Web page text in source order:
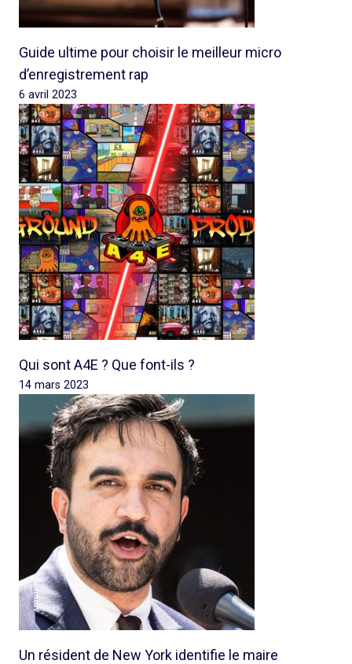
Guide ultime pour choisir le meilleur micro
d’enregistrement rap
6 avril 2023
Qui sont A4E ? Que font-ils ?
14 mars 2023
Un résident de New York identifie le maire